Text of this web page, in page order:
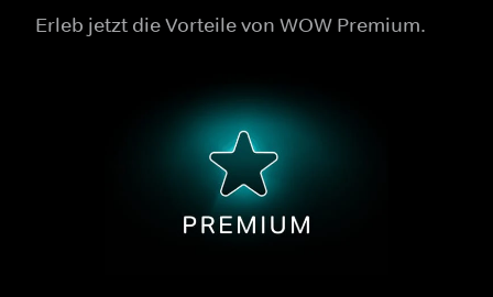
Erleb jetzt die Vorteile von WOW Premium.